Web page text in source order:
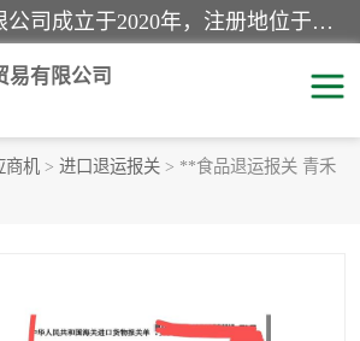
上海青禾贸易有限公司成立于2020年，注册地位于上海市宝山区。经营范围包括：机械设备、五金制品、劳防用品、电子产品、塑胶制品、家具、模具、纺织品、仪器仪表、建筑材料、装饰材料、化工产品、金属制品、机车配件等货物进出口报关、清关服务。
易有限公司
商机 > 进口退运报关 > **食品退运报关 青禾
进口杂货清关